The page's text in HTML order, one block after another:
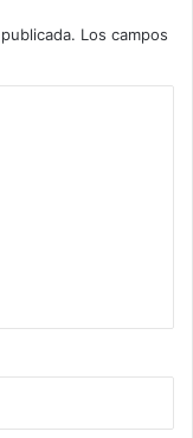
Los campos